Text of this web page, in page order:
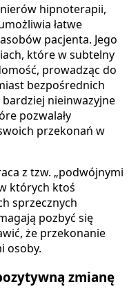
hipnoterapii,
łatwe
pacjenta. Jego
które w subtelny
prowadząc do
bezpośrednich
nieinwazyjne
pozwalały
przekonań w
z tzw. „podwójnymi
których ktoś
sprzecznych
pozbyć się
że przekonanie
osoby.
zmianę